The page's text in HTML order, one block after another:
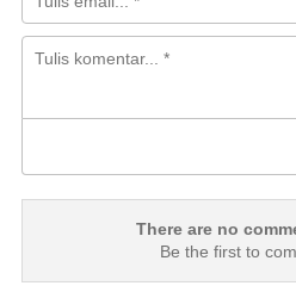
There are no
Be the first to